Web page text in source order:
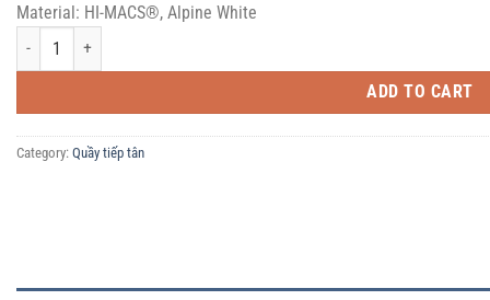
Material: HI-MACS®, Alpine White
public building 22 quantity
ADD TO CART
Category: Quầy tiếp tân